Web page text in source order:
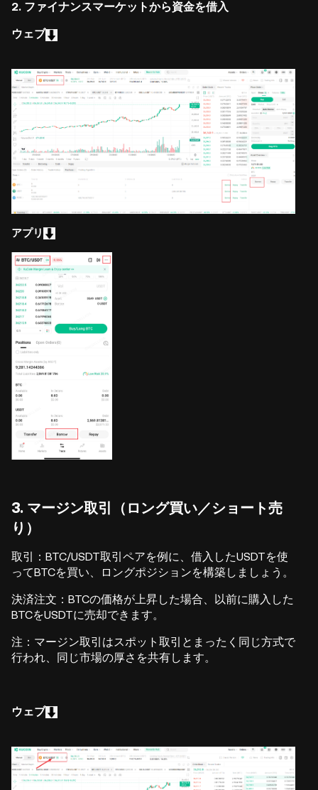
2. ファイナンスマーケットから資金を借入
ウェブ
アプリ
3. マージン取引（ロング買い／ショート売
り）
取引：BTC/USDT取引ペアを例に、借入したUSDTを使
ってBTCを買い、ロングポジションを構築しましょう。
決済注文：BTCの価格が上昇した場合、以前に購入した
BTCをUSDTに売却できます。
注：マージン取引はスポット取引とまったく同じ方式で
行われ、同じ市場の厚さを共有します。
ウェブ